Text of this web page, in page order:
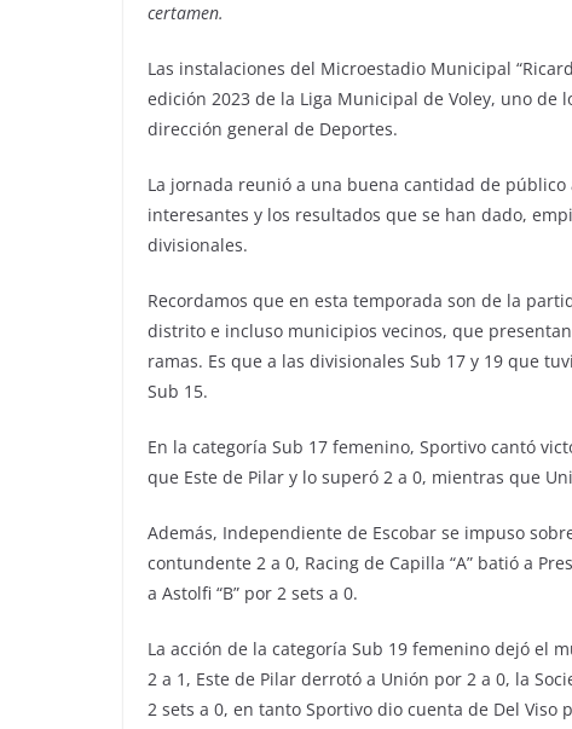
certamen.
Las instalaciones del Microestadio Municipal
edición 2023 de la Liga Municipal de Voley, uno de
dirección general de Deportes.
La jornada reunió a una buena cantidad de
interesantes y los resultados que se han dado,
divisionales.
Recordamos que en esta temporada son de la
distrito e incluso municipios vecinos, que
ramas. Es que a las divisionales Sub 17 y 19 que
Sub 15.
En la categoría Sub 17 femenino, Sportivo cantó
que Este de Pilar y lo superó 2 a 0, mientras que
Además, Independiente de Escobar se impuso
contundente 2 a 0, Racing de Capilla “A” batió a
a Astolfi “B” por 2 sets a 0.
La acción de la categoría Sub 19 femenino dejó el
2 a 1, Este de Pilar derrotó a Unión por 2 a 0, la
2 sets a 0, en tanto Sportivo dio cuenta de Del Viso